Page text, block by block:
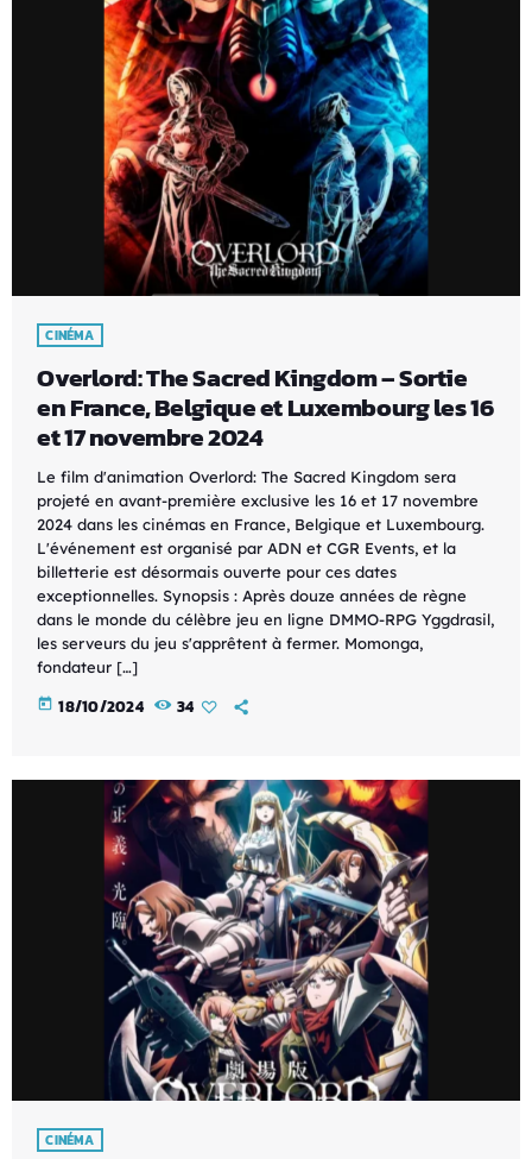
CINÉMA
Overlord: The Sacred Kingdom – Sortie
en France, Belgique et Luxembourg les 16
et 17 novembre 2024
Le film d'animation Overlord: The Sacred Kingdom sera
projeté en avant-première exclusive les 16 et 17 novembre
2024 dans les cinémas en France, Belgique et Luxembourg.
L'événement est organisé par ADN et CGR Events, et la
billetterie est désormais ouverte pour ces dates
exceptionnelles. Synopsis : Après douze années de règne
dans le monde du célèbre jeu en ligne DMMO-RPG Yggdrasil,
les serveurs du jeu s'apprêtent à fermer. Momonga,
fondateur […]
today 18/10/2024 34
CINÉMA